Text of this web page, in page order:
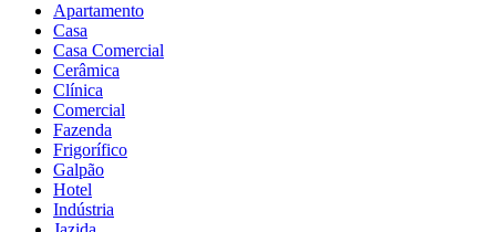
Apartamento
Casa
Casa Comercial
Cerâmica
Clínica
Comercial
Fazenda
Frigorífico
Galpão
Hotel
Indústria